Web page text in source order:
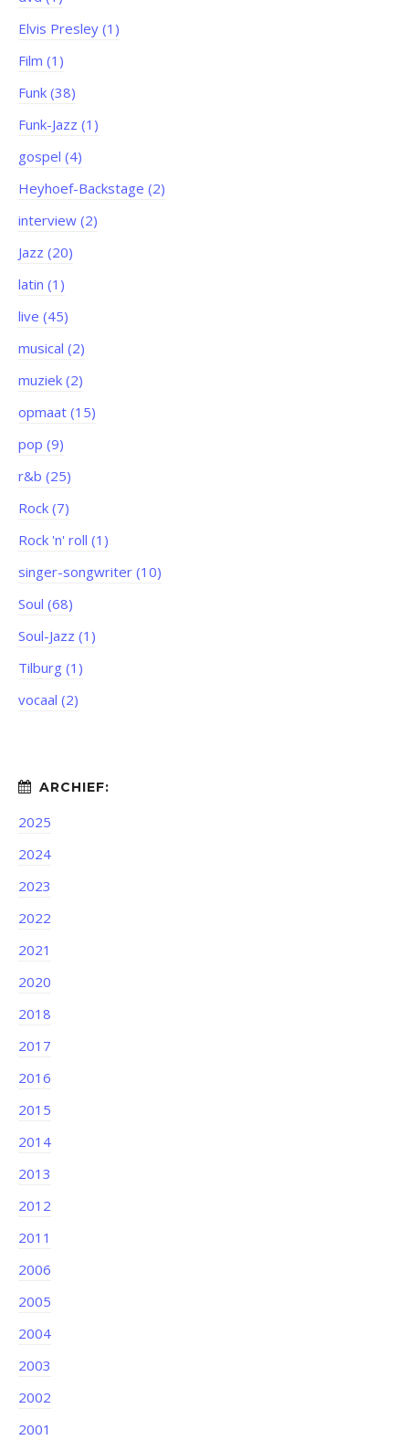
Elvis Presley (1)
Film (1)
Funk (38)
Funk-Jazz (1)
gospel (4)
Heyhoef-Backstage (2)
interview (2)
Jazz (20)
latin (1)
live (45)
musical (2)
muziek (2)
opmaat (15)
pop (9)
r&b (25)
Rock (7)
Rock 'n' roll (1)
singer-songwriter (10)
Soul (68)
Soul-Jazz (1)
Tilburg (1)
vocaal (2)
2025
2024
2023
2022
2021
2020
2018
2017
2016
2015
2014
2013
2012
2011
2006
2005
2004
2003
2002
2001